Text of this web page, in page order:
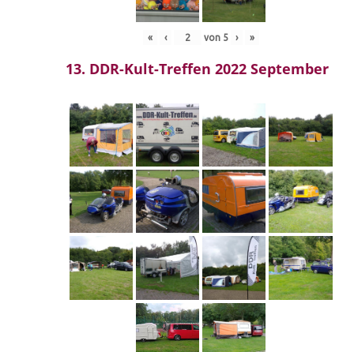
« ‹ von 5 › »
13. DDR-Kult-Treffen 2022 September